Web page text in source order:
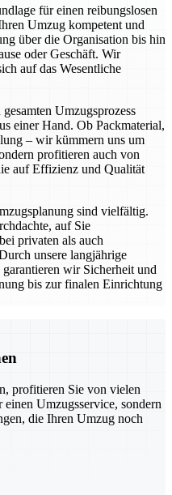
für einen reibungslosen
Umzug kompetent und
über die Organisation bis hin
oder Geschäft. Wir
auf das Wesentliche
Umzugsprozess
einer Hand. Ob Packmaterial,
– wir kümmern uns um
profitieren auch von
auf Effizienz und Qualität
sind vielfältig.
auf Sie
privaten als auch
unsere langjährige
wir Sicherheit und
bis zur finalen Einrichtung
profitieren Sie von vielen
Umzugsservice, sondern
die Ihren Umzug noch